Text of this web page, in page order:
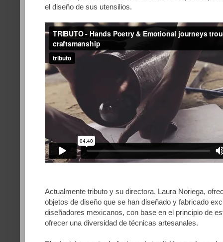
el diseño de sus utensilios.
Actualmente tributo y su directora, Laura Noriega,
objetos de diseño que se han diseñado y fabricado
diseñadores mexicanos, con base en el principio de
ofrecer una diversidad de técnicas artesanales.